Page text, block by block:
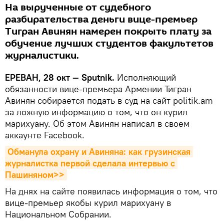
На вырученные от судебного
разбирательства деньги вице-премьер
Тигран Авинян намерен покрыть плату за
обучение лучших студентов факультетов
журналистики.
ЕРЕВАН, 28 окт — Sputnik. Исполняющий
обязанности вице-премьера Армении Тигран
Авинян собирается подать в суд на сайт politik.am
за ложную информацию о том, что он курил
марихуану. Об этом Авинян написал в своем
аккаунте Facebook.
Обманула охрану и Авиняна: как грузинская
журналистка первой сделала интервью с
Пашиняном>>
На днях на сайте появилась информация о том, что
вице-премьер якобы курил марихуану в
Национальном Собрании.